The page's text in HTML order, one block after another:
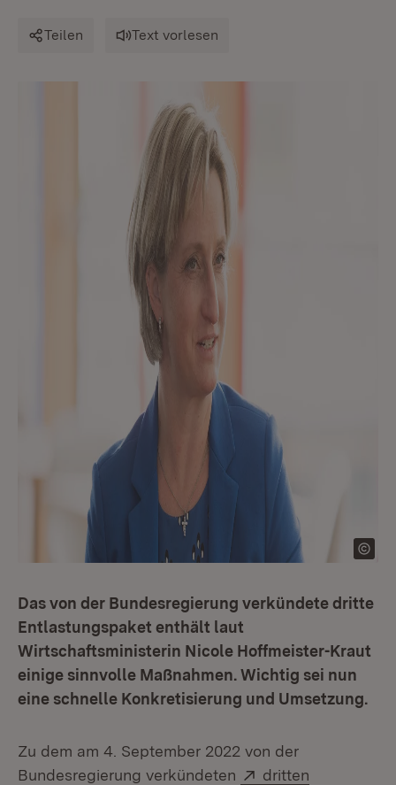
Teilen Text vorlesen
Das von der Bundesregierung verkündete dritte
Entlastungspaket enthält laut
Wirtschaftsministerin Nicole Hoffmeister-Kraut
einige sinnvolle Maßnahmen. Wichtig sei nun
eine schnelle Konkretisierung und Umsetzung.
Zu dem am 4. September 2022 von der
Bundesregierung verkündeten
Extern:
dritten